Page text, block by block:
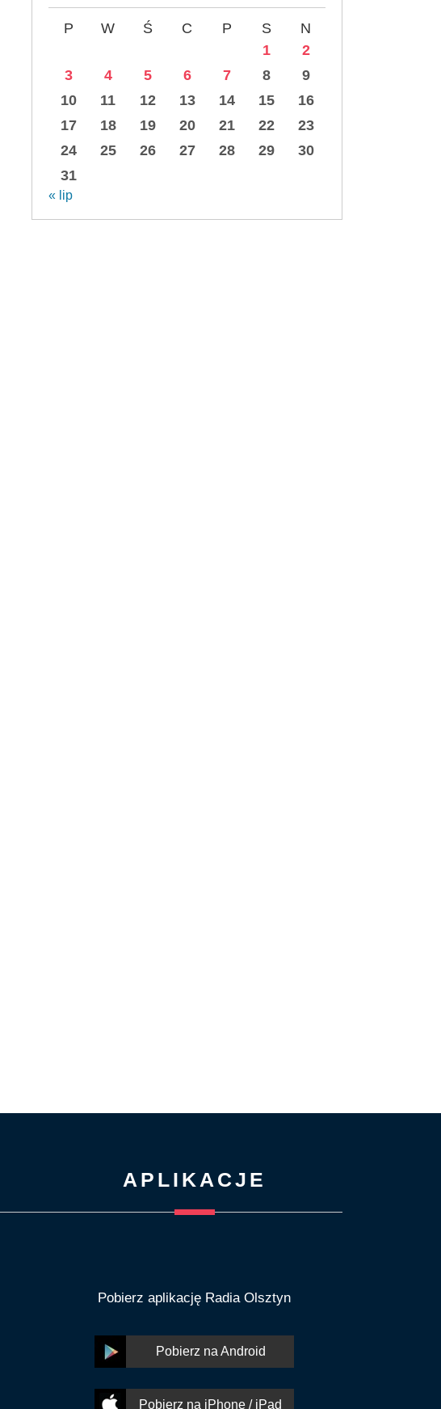
P W Ś C P S
N
1
2
3
4 5 6 7 8
9
10
11 12 13 14 15
16
17
18 19 20 21 22
23
24
25 26 27 28 29
30
31
« lip
APLIKACJE
Pobierz aplikację Radia Olsztyn
Pobierz na Android
Pobierz na iPhone / iPad